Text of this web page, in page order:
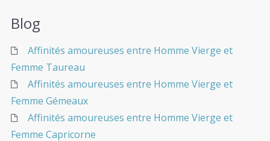
Blog
Affinités amoureuses entre Homme Vierge et
Femme Taureau
Affinités amoureuses entre Homme Vierge et
Femme Gémeaux
Affinités amoureuses entre Homme Vierge et
Femme Capricorne